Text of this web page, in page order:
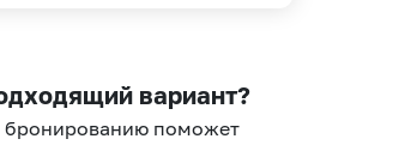
select
a
вариант?
бронированию поможет